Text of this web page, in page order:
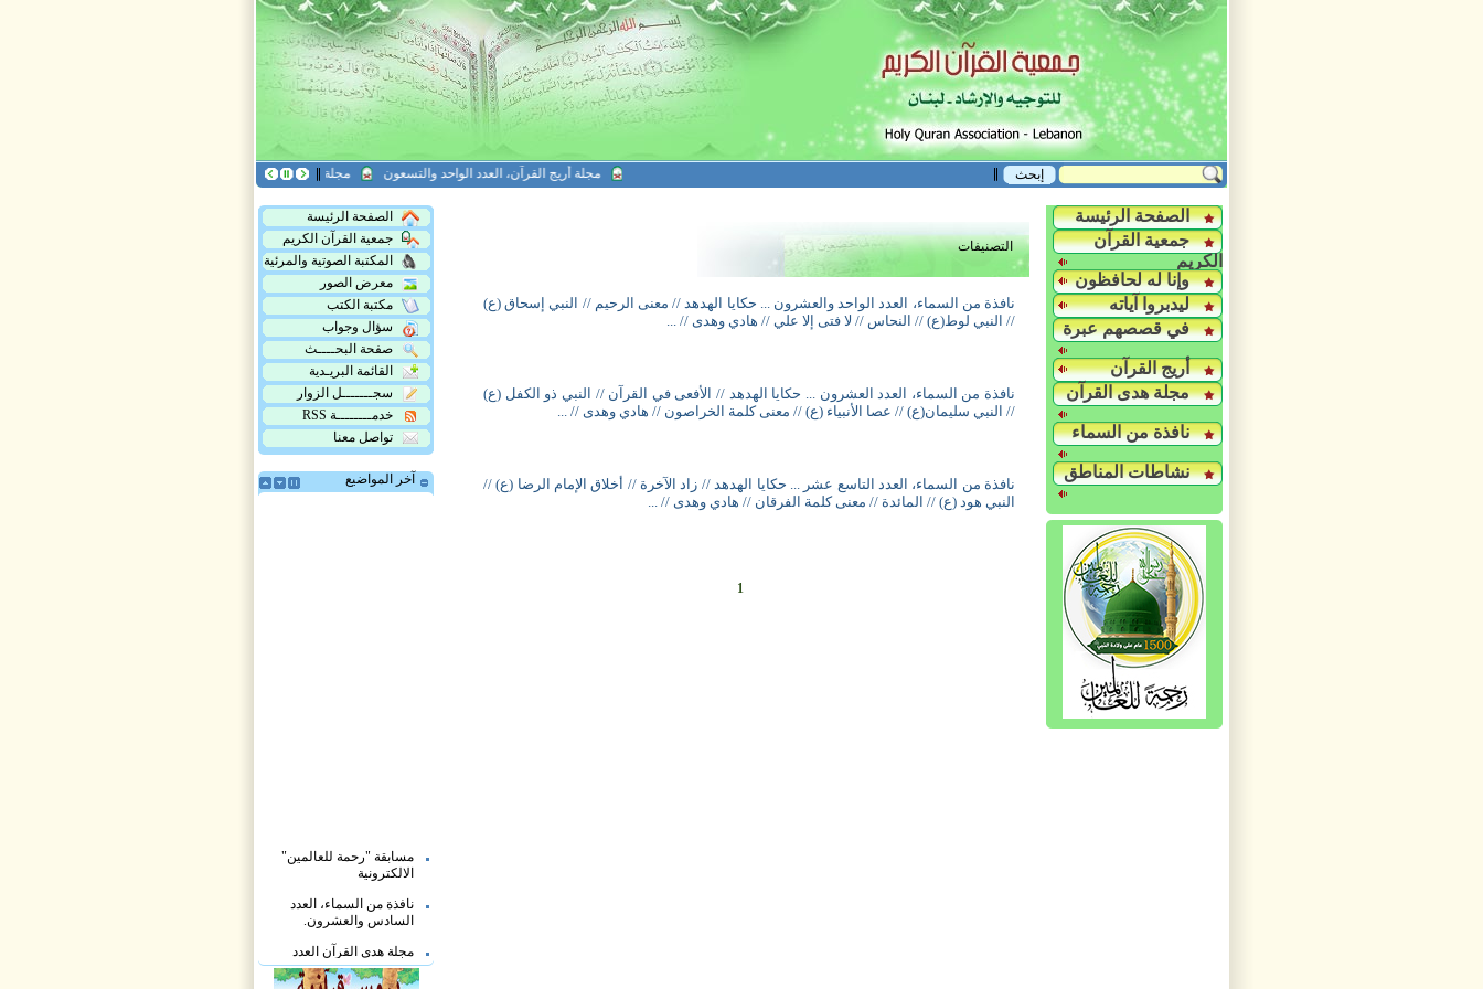
مجلة هدى القرآن العدد التاسع عشر مجلة أريج القرآن، العدد الواحد والتسعون
الصفحة الرئيسة
جمعية القرآن
الكريم
وإنا له لحافظون
ليدبروا آياته
في قصصهم عبرة
أريج القرآن
مجلة هدى القرآن
نافذة من السماء
نشاطات المناطق
التصنيفات
نافذة من السماء، العدد الواحد والعشرون ... حكايا الهدهد // معنى الرحيم // النبي إسحاق (ع)
// النبي لوط(ع) // النحاس // لا فتى إلا علي // هادي وهدى // ...
نافذة من السماء، العدد العشرون ... حكايا الهدهد // الأفعى في القرآن // النبي ذو الكفل (ع)
// النبي سليمان(ع) // عصا الأنبياء (ع) // معنى كلمة الخراصون // هادي وهدى // ...
نافذة من السماء، العدد التاسع عشر ... حكايا الهدهد // زاد الآخرة // أخلاق الإمام الرضا (ع) //
النبي هود (ع) // المائدة // معنى كلمة الفرقان // هادي وهدى // ...
1
الصفحة الرئيسة
جمعية القرآن الكريم
المكتبة الصوتية والمرئية
معرض الصور
مكتبة الكتب
سؤال وجواب
صفحة البحــــث
القائمة البريـدية
سجـــــــل الزوار
خدمــــــــة RSS
تواصل معنا
آخر المواضيع
مسابقة "رحمة للعالمين"
الالكترونية
نافذة من السماء، العدد
السادس والعشرون.
مجلة هدى القرآن العدد
الثاني والعشرون